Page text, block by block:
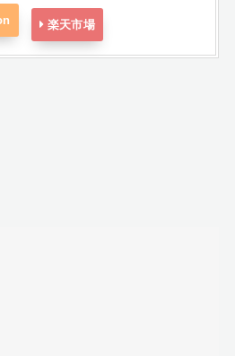
楽天市場